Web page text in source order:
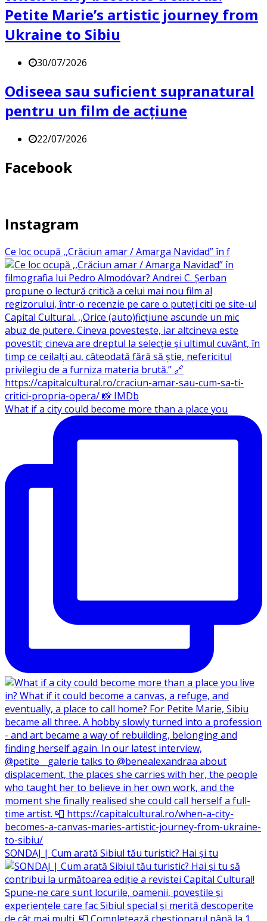
Petite Marie’s artistic journey from
Ukraine to Sibiu
30/07/2026
Odiseea sau suficient supranatural
pentru un film de acțiune
22/07/2026
Facebook
Instagram
Ce loc ocupă ,,Crăciun amar / Amarga Navidad” în f
What if a city could become more than a place you
SONDAJ | Cum arată Sibiul tău turistic? Hai și tu